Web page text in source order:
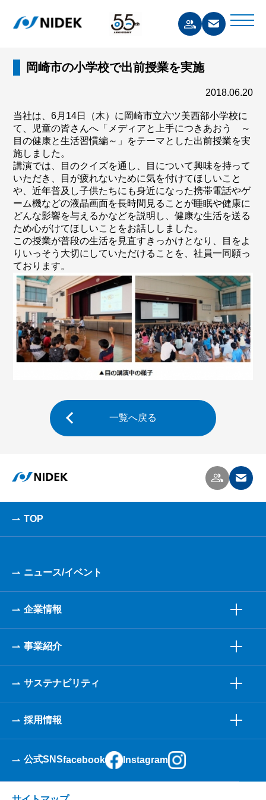
岡崎市の小学校で出前授業を実施
2018.06.20
当社は、6月14日（木）に岡崎市立六ツ美西部小学校に
て、児童の皆さんへ「メディアと上手につきあおう ～
目の健康と生活習慣編～」をテーマとした出前授業を実
施しました。
講演では、目のクイズを通し、目について興味を持って
いただき、目が疲れないために気を付けてほしいこと
や、近年普及し子供たちにも身近になった携帯電話やゲ
ーム機などの液晶画面を長時間見ることが睡眠や健康に
どんな影響を与えるかなどを説明し、健康な生活を送る
ため心がけてほしいことをお話ししました。
この授業が普段の生活を見直すきっかけとなり、目をよ
りいっそう大切にしていただけることを、社員一同願っ
ております。
一覧へ戻る
TOP
ニュース/イベント
企業情報
事業紹介
サステナビリティ
採用情報
公式SNSfacebook Instagram